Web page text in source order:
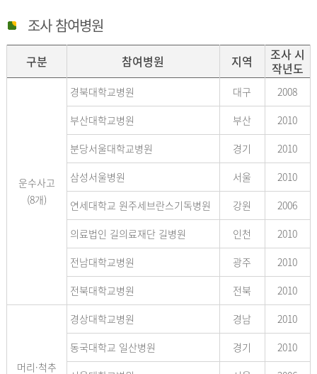
조사 참여병원
구분 참여병원 지역
조사 시
작년도
운수사고
(8개)
경북대학교병원 대구
2008
부산대학교병원
부산
2010
분당서울대학교병원
경기
2010
삼성서울병원
서울
2010
연세대학교 원주세브란스기독병원
강원
2006
의료법인 길의료재단 길병원
인천
2010
전남대학교병원
광주
2010
전북대학교병원
전북 2010
머리·척추
경상대학교병원 경남
2010
동국대학교 일산병원
경기
2010